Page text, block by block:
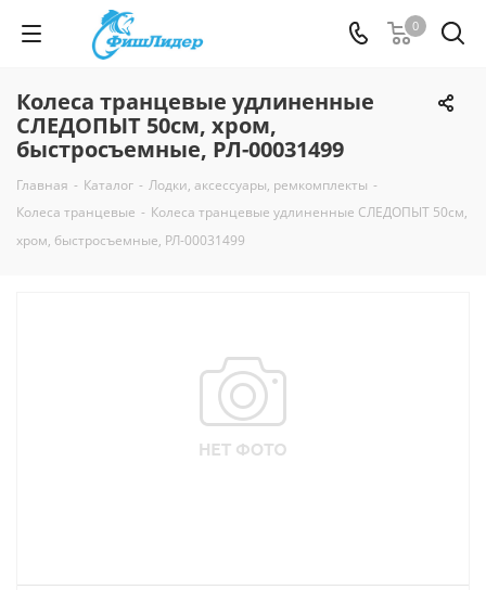
0
Колеса транцевые удлиненные
СЛЕДОПЫТ 50см, хром,
быстросъемные, РЛ-00031499
Главная - Каталог - Лодки, аксессуары, ремкомплекты -
Колеса транцевые - Колеса транцевые удлиненные СЛЕДОПЫТ 50см,
хром, быстросъемные, РЛ-00031499